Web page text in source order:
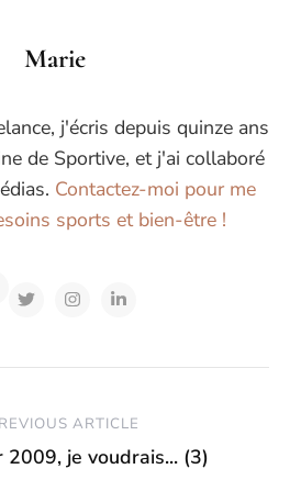
Marie
j'écris depuis quinze ans
de Sportive, et j'ai collaboré
Contactez-moi pour me
sports et bien-être !
ARTICLE
2009, je voudrais... (3)